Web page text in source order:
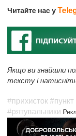
Читайте нас у
Якщо ви знайшли
тексту і
#прихисток #пункт
#рятувальники